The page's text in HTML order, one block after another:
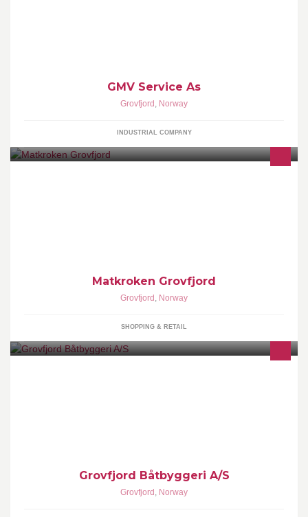
GMV Service As
Grovfjord , Norway
INDUSTRIAL COMPANY
Matkroken Grovfjord
Grovfjord , Norway
SHOPPING & RETAIL
Grovfjord Båtbyggeri A/S
Grovfjord , Norway